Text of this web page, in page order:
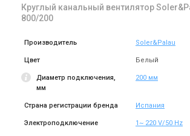
Купить Купить
Испания
Канальный вентилятор
Испания
Канальный
Круглый канальный вентилятор
800/200
Производитель Soler&Palau
Цвет Белый
Диаметр подключения,
мм
200 мм
Страна регистрации бренда Испания
Электроподключение 1~ 220 V/50 Hz